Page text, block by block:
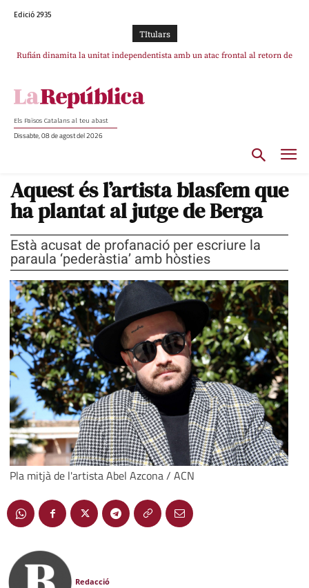
Edició 2935
TItulars
Rufián dinamita la unitat independentista amb un atac frontal al retorn de
Puigdemont reivindica la transparència del seu retorn i manté el pols ferm
Els Països Catalans al teu abast
Dissabte, 08 de agost del 2026
Aquest és l’artista blasfem que
ha plantat al jutge de Berga
Està acusat de profanació per escriure la
paraula ‘pederàstia’ amb hòsties
Pla mitjà de l'artista Abel Azcona / ACN
Redacció